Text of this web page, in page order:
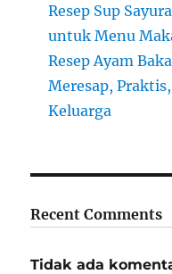
Resep Sup
untuk Menu
Resep Ayam
Meresap,
Keluarga
Recent Comments
Tidak ada